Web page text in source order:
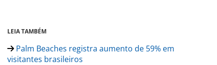
LEIA TAMBÉM
Palm Beaches registra aumento de 59% em
visitantes brasileiros